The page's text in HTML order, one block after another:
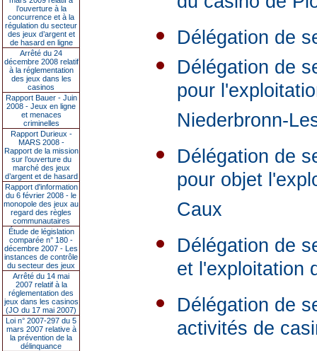
l’ouverture à la
concurrence et à la
régulation du secteur
des jeux d’argent et
de hasard en ligne
Arrêté du 24
décembre 2008 relatif
à la réglementation
des jeux dans les
casinos
Rapport Bauer - Juin
2008 - Jeux en ligne
et menaces
criminelles
Rapport Durieux -
MARS 2008 -
Rapport de la mission
sur l’ouverture du
marché des jeux
d’argent et de hasard
Rapport d'information
du 6 février 2008 - le
monopole des jeux au
regard des règles
communautaires
Étude de législation
comparée n° 180 -
décembre 2007 - Les
instances de contrôle
du secteur des jeux
Arrêté du 14 mai
2007 relatif à la
réglementation des
jeux dans les casinos
(JO du 17 mai 2007)
Loi n° 2007-297 du 5
mars 2007 relative à
la prévention de la
délinquance
Délégation de
Délégation de
pour
Niederbronn-
Délégation de
pour objet
Caux
Délégation de
et l'exploitation
Délégation de
activités de